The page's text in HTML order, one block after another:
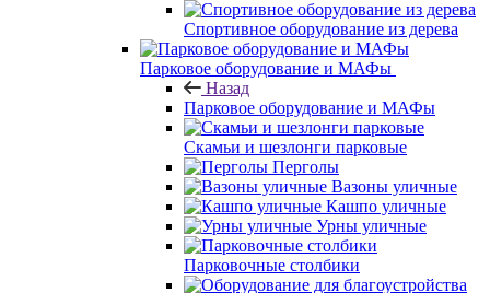
Спортивное оборудование из дерева
Парковое оборудование и МАФы
Назад
Парковое оборудование и МАФы
Скамьи и шезлонги парковые
Перголы
Вазоны уличные
Кашпо уличные
Урны уличные
Парковочные столбики